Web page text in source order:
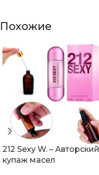
Похожие
212 Sexy W. – Авторский
купаж масел